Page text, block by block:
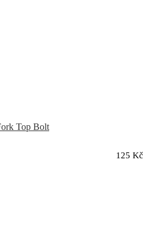
Top Bolt
125 Kč